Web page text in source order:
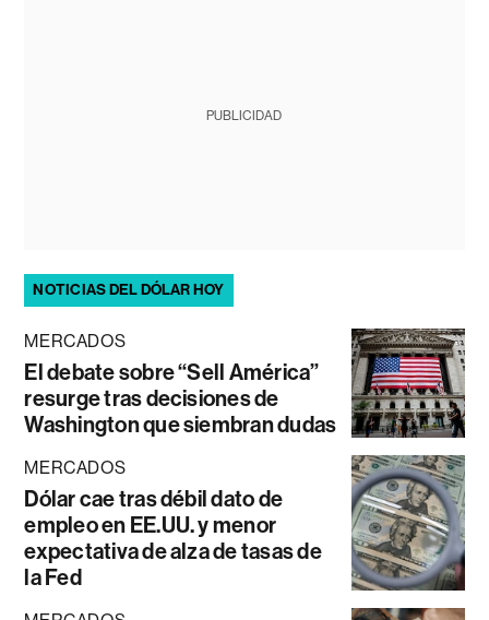
PUBLICIDAD
NOTICIAS DEL DÓLAR HOY
MERCADOS
El debate sobre “Sell América”
resurge tras decisiones de
Washington que siembran dudas
MERCADOS
Dólar cae tras débil dato de
empleo en EE.UU. y menor
expectativa de alza de tasas de
la Fed